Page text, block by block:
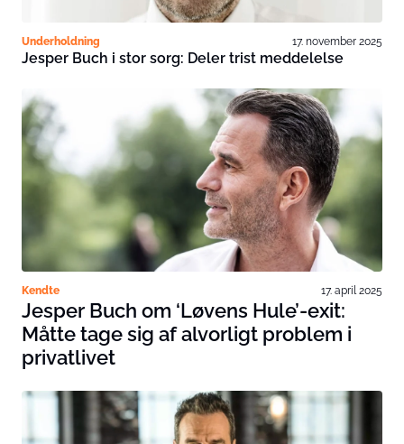
Underholdning 17. november 2025
Jesper Buch i stor sorg: Deler trist meddelelse
Kendte 17. april 2025
Jesper Buch om ‘Løvens Hule’-exit:
Måtte tage sig af alvorligt problem i
privatlivet